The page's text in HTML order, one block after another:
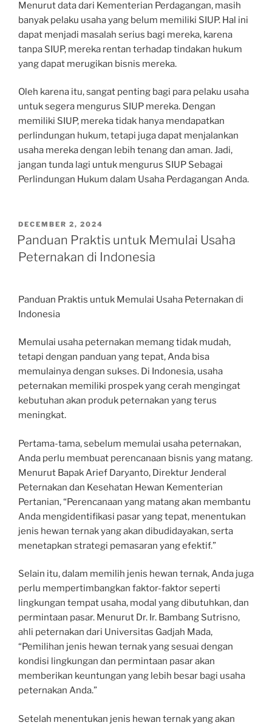
Menurut data dari Kementerian Perdagangan, masih
banyak pelaku usaha yang belum memiliki SIUP. Hal ini
dapat menjadi masalah serius bagi mereka, karena
tanpa SIUP, mereka rentan terhadap tindakan hukum
yang dapat merugikan bisnis mereka.
Oleh karena itu, sangat penting bagi para pelaku usaha
untuk segera mengurus SIUP mereka. Dengan
memiliki SIUP, mereka tidak hanya mendapatkan
perlindungan hukum, tetapi juga dapat menjalankan
usaha mereka dengan lebih tenang dan aman. Jadi,
jangan tunda lagi untuk mengurus SIUP Sebagai
Perlindungan Hukum dalam Usaha Perdagangan Anda.
POSTED
ON
DECEMBER 2, 2024
Panduan Praktis untuk Memulai Usaha
Peternakan di Indonesia
Panduan Praktis untuk Memulai Usaha Peternakan di
Indonesia
Memulai usaha peternakan memang tidak mudah,
tetapi dengan panduan yang tepat, Anda bisa
memulainya dengan sukses. Di Indonesia, usaha
peternakan memiliki prospek yang cerah mengingat
kebutuhan akan produk peternakan yang terus
meningkat.
Pertama-tama, sebelum memulai usaha peternakan,
Anda perlu membuat perencanaan bisnis yang matang.
Menurut Bapak Arief Daryanto, Direktur Jenderal
Peternakan dan Kesehatan Hewan Kementerian
Pertanian, “Perencanaan yang matang akan membantu
Anda mengidentifikasi pasar yang tepat, menentukan
jenis hewan ternak yang akan dibudidayakan, serta
menetapkan strategi pemasaran yang efektif.”
Selain itu, dalam memilih jenis hewan ternak, Anda juga
perlu mempertimbangkan faktor-faktor seperti
lingkungan tempat usaha, modal yang dibutuhkan, dan
permintaan pasar. Menurut Dr. Ir. Bambang Sutrisno,
ahli peternakan dari Universitas Gadjah Mada,
“Pemilihan jenis hewan ternak yang sesuai dengan
kondisi lingkungan dan permintaan pasar akan
memberikan keuntungan yang lebih besar bagi usaha
peternakan Anda.”
Setelah menentukan jenis hewan ternak yang akan